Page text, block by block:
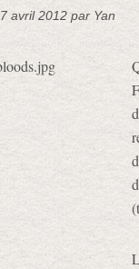
7 avril 2012 par Yan